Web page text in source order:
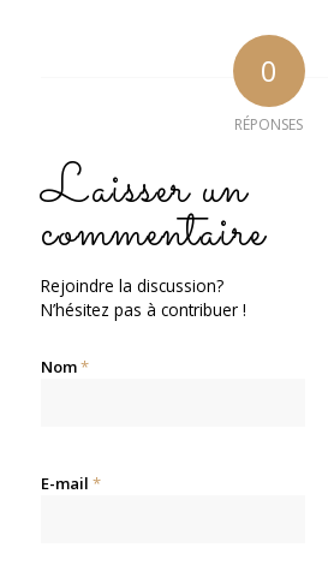
0
RÉPONSES
Laisser un
commentaire
Rejoindre la discussion?
N’hésitez pas à contribuer !
Nom*
E-mail *